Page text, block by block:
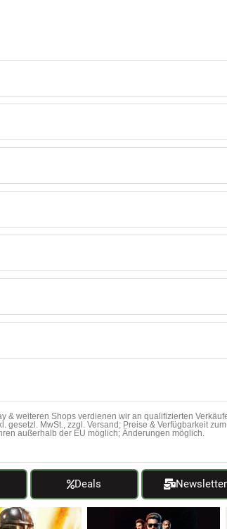
& weiteren Shops verdienen wir an qualifizierten
gesetzl. MwSt., zzgl. Versand; Preise & Verfügbarkeit
außerhalb der EU möglich; Änderungen möglich.
Deals Newsletter